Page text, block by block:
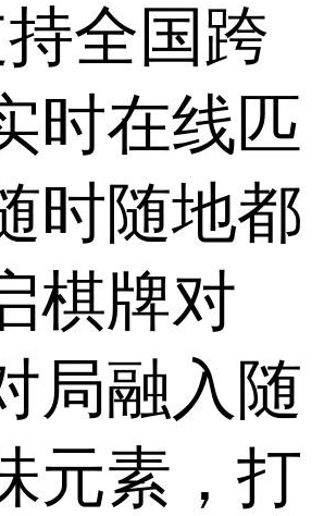
全国跨
时在线匹
时随地都
棋牌对
局融入随
元素，打